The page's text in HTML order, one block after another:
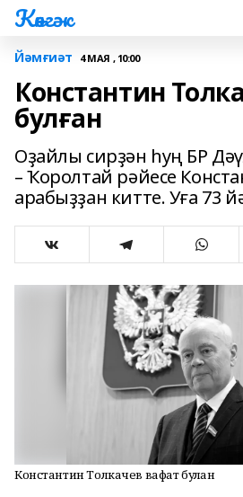
Көнгәк
Йәмғиәт 4 МАЯ , 10:00
Константин
булған
Оҙайлы сирҙән һуң БР
– Ҡоролтай рәйесе
арабыҙҙан китте. Уға 73
Константин Толкачев вафат булған